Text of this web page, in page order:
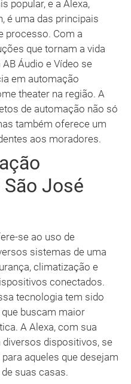
popular, e a Alexa,
é uma das principais
processo. Com a
que tornam a vida
Áudio e Vídeo se
em automação
theater na região. A
de automação não só
também oferece um
aos moradores.
José
se ao uso de
sistemas de uma
climatização e
conectados.
tecnologia tem sido
buscam maior
A Alexa, com sua
dispositivos, se
aqueles que desejam
suas casas.